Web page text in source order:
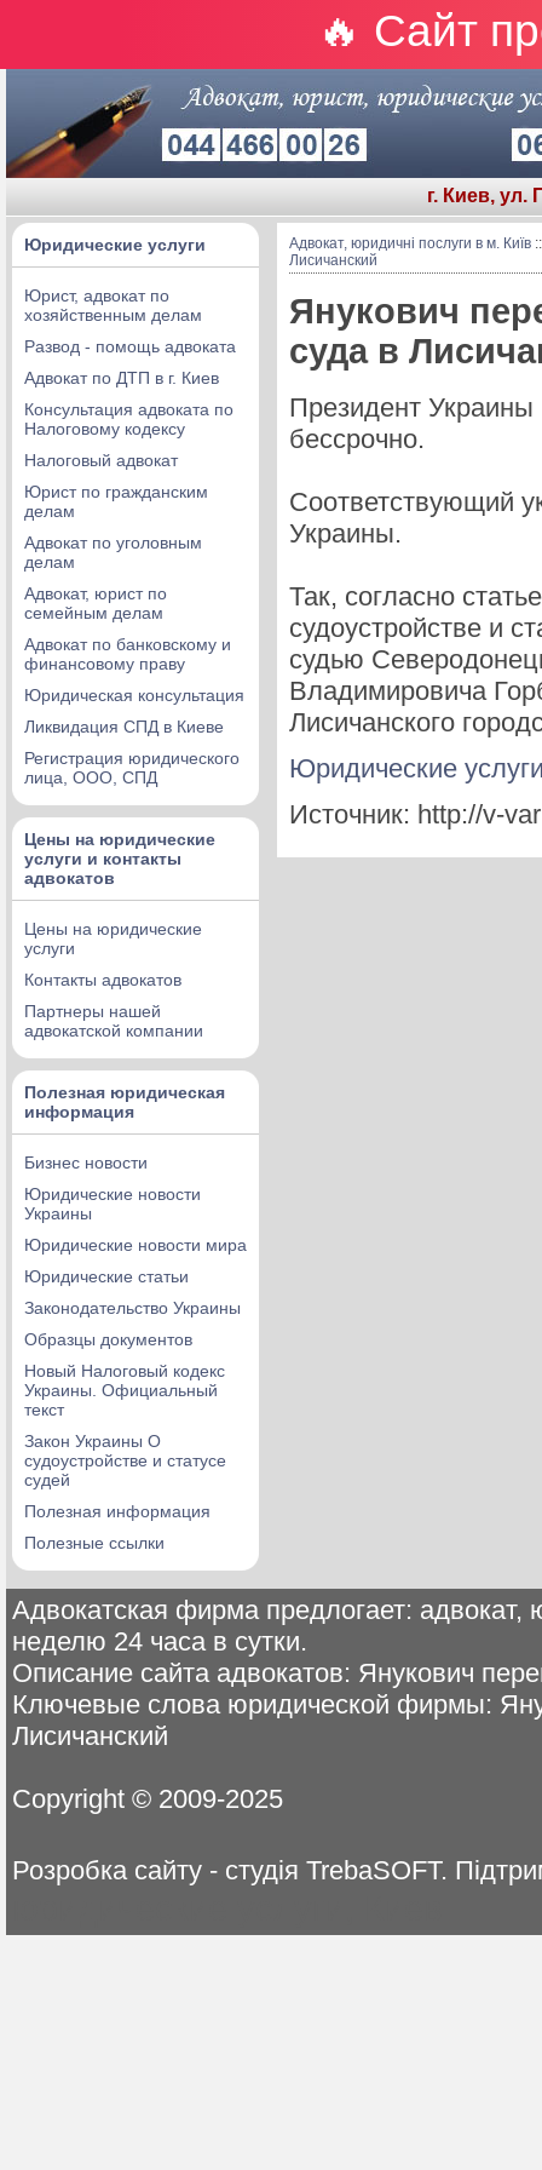
🔥 Сайт
г. Киев, ул.
Юридические услуги
Юрист, адвокат по
хозяйственным делам
Развод - помощь адвоката
Адвокат по ДТП в г. Киев
Консультация адвоката по
Налоговому кодексу
Налоговый адвокат
Юрист по гражданским
делам
Адвокат по уголовным
делам
Адвокат, юрист по
семейным делам
Адвокат по банковскому и
финансовому праву
Юридическая консультация
Ликвидация СПД в Киеве
Регистрация юридического
лица, ООО, СПД
Цены на юридические
услуги и контакты
адвокатов
Цены на юридические
услуги
Контакты адвокатов
Партнеры нашей
адвокатской компании
Полезная юридическая
информация
Бизнес новости
Юридические новости
Украины
Юридические новости мира
Юридические статьи
Законодательство Украины
Образцы документов
Новый Налоговый кодекс
Украины. Официальный
текст
Закон Украины О
судоустройстве и статусе
судей
Полезная информация
Полезные ссылки
Адвокат, юридичні послуги в м. Київ
Лисичанский
Янукович
суда в
Президент Украины
бессрочно.
Соответствующий
Украины.
Так, согласно
судоустройстве и
судью
Владимировича
Лисичанского
Юридические
Источник: http://v-
Адвокатская фирма предлогает: адвокат,
неделю 24 часа в сутки.
Описание сайта адвокатов: Янукович
Ключевые слова юридической фирмы:
Лисичанский
Copyright © 2009-2025
Розробка сайту - студія TrebaSOFT.